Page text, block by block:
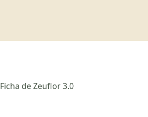
Ficha de Zeuflor 3.0